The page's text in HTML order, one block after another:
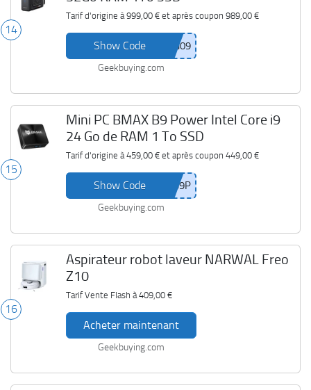
14
Tarif d'origine à999,00 €et après coupon 989,00 €
Show Code
Geekbuying.com
15
Mini PC BMAX B9 Power Intel Core i9
24 Go de RAM 1 To SSD
Tarif d'origine à459,00 €et après coupon 449,00 €
Show Code
Geekbuying.com
16
Aspirateur robot laveur NARWAL Freo
Z10
Tarif Vente Flash à409,00 €
Acheter maintenant
Geekbuying.com